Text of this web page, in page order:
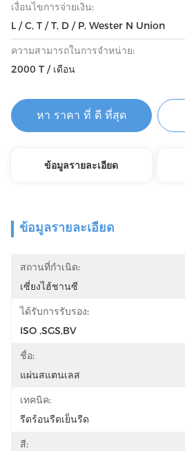
เงื่อนไขการจ่ายเงิน:
L / C, T / T, D / P, Wester N Union
ความสามารถในการจําหน่าย:
2000 T / เดือน
หา ราคา ที่ ดี ที่สุด
ข้อมูลรายละเอียด
ข้อมูลรายละเอียด
สถานที่กำเนิด:
เซี่ยงไฮ้ชานซี
ได้รับการรับรอง:
ISO ,SGS,BV
ชื่อ:
แผ่นสแตนเลส
เทคนิค:
รีดร้อนรีดเย็นรีด
สี: